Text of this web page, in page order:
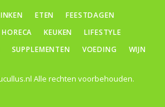
ETEN
FEESTDAGEN
HORECA KEUKEN
LIFESTYLE
SUPPLEMENTEN VOEDING WIJN
Alle rechten voorbehouden.